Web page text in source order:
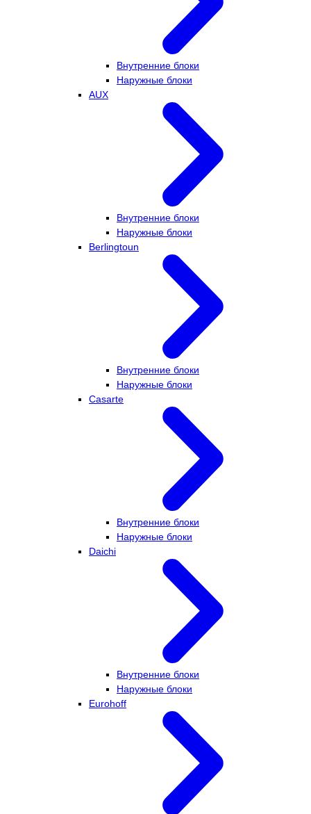
Внутренние блоки
Наружные блоки
AUX
Внутренние блоки
Наружные блоки
Berlingtoun
Внутренние блоки
Наружные блоки
Casarte
Внутренние блоки
Наружные блоки
Daichi
Внутренние блоки
Наружные блоки
Eurohoff